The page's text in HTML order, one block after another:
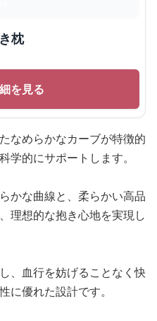
枕
を見る
なめらかなカーブが特徴的
学的にサポートします。
かな曲線と、柔らかい高品
理想的な抱き心地を実現し
、血行を妨げることなく快
に優れた設計です。